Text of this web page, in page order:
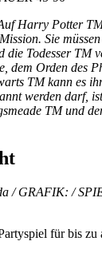
Harry Potter
Sie
die Todesser TM
dem Orden des
TM kann es
werden darf,
TM und
/ GRAFIK: /
für bis zu